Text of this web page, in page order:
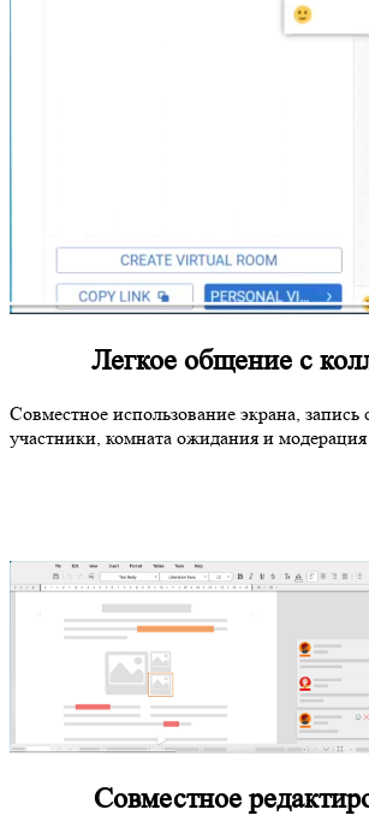
Легкое общение с
Совместное использование экрана,
участники, комната ожидания и модерация
Совместное